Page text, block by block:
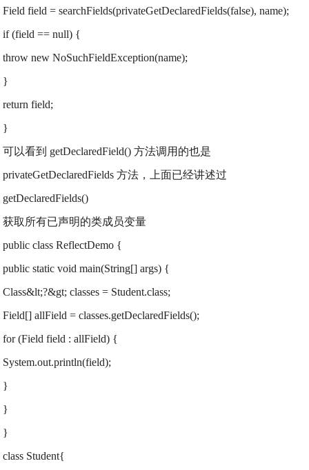
Field field = searchFields(privateGetDeclaredFields(false), name);
if (field == null) {
throw new NoSuchFieldException(name);
}
return field;
}
可以看到 getDeclaredField() 方法调用的也是
privateGetDeclaredFields 方法，上面已经讲述过
getDeclaredFields()
获取所有已声明的类成员变量
public class ReflectDemo {
public static void main(String[] args) {
Class&lt;?&gt; classes = Student.class;
Field[] allField = classes.getDeclaredFields();
for (Field field : allField) {
System.out.println(field);
}
}
}
class Student{